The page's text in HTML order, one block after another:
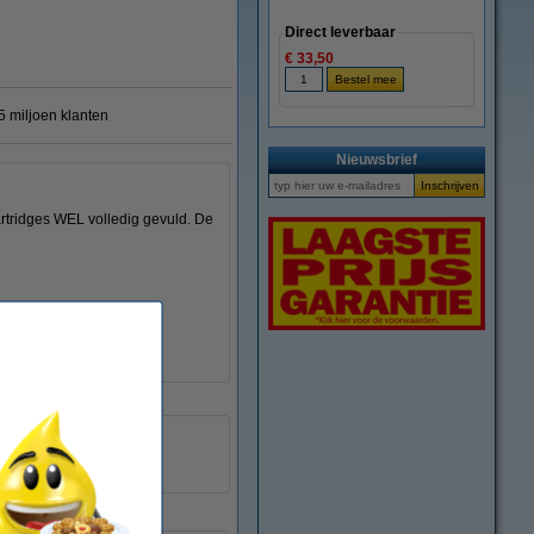
miljoen klanten
WEL volledig gevuld. De
123inkt
040376
18C2170E
Direct leverbaar
€ 33,50
Nieuwsbrief